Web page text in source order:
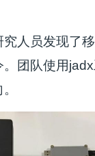
人员发现了
团队使用